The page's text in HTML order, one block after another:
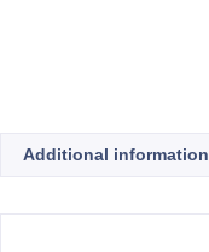
Additional information